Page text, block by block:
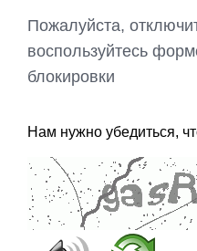
Пожалуйста,
воспользуйтесь
блокировки
Нам нужно убедиться,